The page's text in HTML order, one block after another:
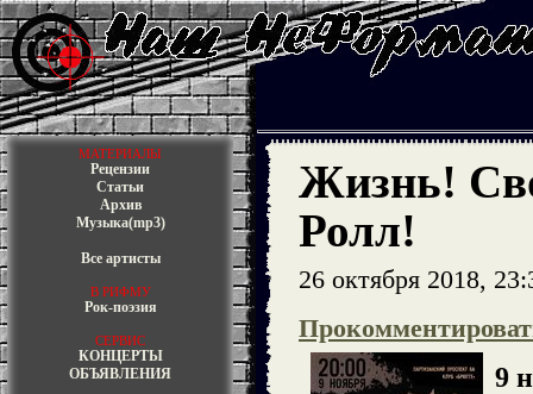
МАТЕРИАЛЫ
Рецензии
Статьи
Архив
Музыка(mp3)
Все артисты
В РИФМУ
Рок-поэзия
СЕРВИС
КОНЦЕРТЫ
ОБЪЯВЛЕНИЯ
Жизнь!
Ролл!
26 октября 2018,
9